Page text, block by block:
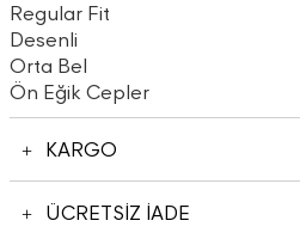
Regular Fit
Desenli
Orta Bel
Ön Eğik Cepler
KARGO
ÜCRETSİZ İADE